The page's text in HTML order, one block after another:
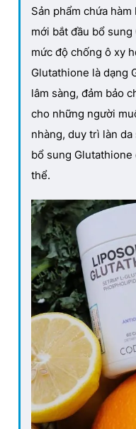
Sản phẩm chứa
mới bắt đầu bổ
mức độ chống ô xy
Glutathione là dạng
lâm sàng, đảm bảo
cho những người
nhàng, duy trì làn
bổ sung
thể.